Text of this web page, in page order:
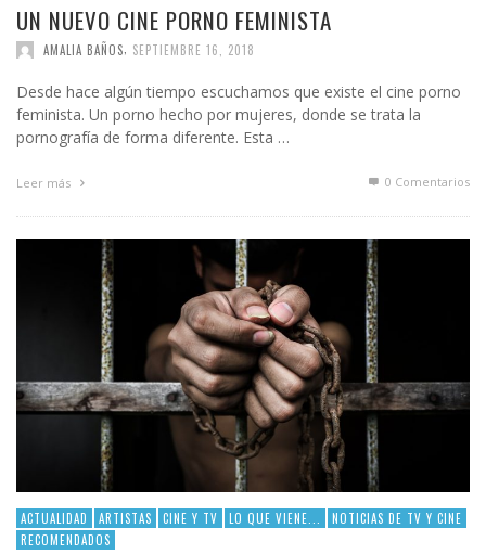
UN NUEVO CINE PORNO FEMINISTA
AMALIA BAÑOS SEPTIEMBRE 16, 2018
Desde hace algún tiempo escuchamos que existe el cine porno
feminista. Un porno hecho por mujeres, donde se trata la
pornografía de forma diferente. Esta …
Leer más 0 Comentarios
ACTUALIDAD ARTISTAS CINE Y TV LO QUE VIENE...
NOTICIAS DE TV Y CINE
RECOMENDADOS